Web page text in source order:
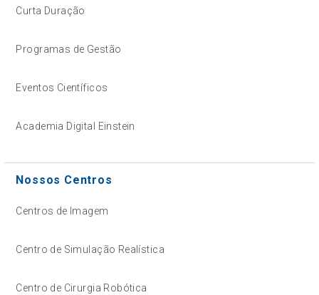
Curta Duração
Programas de Gestão
Eventos Científicos
Academia Digital Einstein
Nossos Centros
Centros de Imagem
Centro de Simulação Realística
Centro de Cirurgia Robótica